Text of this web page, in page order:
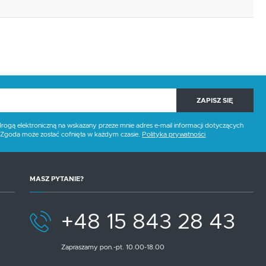
ZAPISZ SIĘ
elektroniczną na wskazany przeze mnie adres e-mail informacji dotyczących
może zostać cofnięta w każdym czasie. Polityka prywatności
MASZ PYTANIE?
+48 15 843 28 43
Zapraszamy pon.-pt. 10.00-18.00